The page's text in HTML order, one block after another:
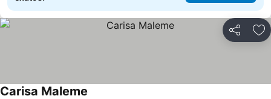
Partilhar
Carisa Maleme